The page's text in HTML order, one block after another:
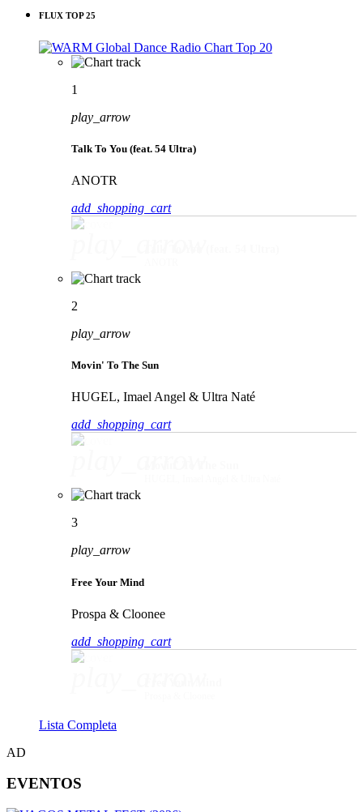
FLUX TOP 25
1
play_arrow
Talk To You (feat. 54 Ultra)
ANOTR
add_shopping_cart
2
play_arrow
Movin' To The Sun
HUGEL, Imael Angel & Ultra Naté
add_shopping_cart
3
play_arrow
Free Your Mind
Prospa & Cloonee
add_shopping_cart
Lista Completa
AD
EVENTOS